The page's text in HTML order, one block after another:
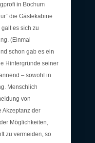
in Bochum
die Gästekabine
es sich zu
(Einmal
schon gab es ein
Hintergründe seiner
– sowohl in
Menschlich
von
Akzeptanz der
Möglichkeiten,
zu vermeiden, so